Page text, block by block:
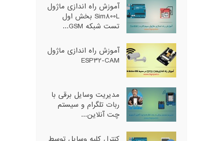
آموزش راه اندازی ماژول
Sim800L بخش اول
تست شبکه GSM...
آموزش راه اندازی ماژول
ESP32-CAM
مدیریت وسایل برقی با
ربات تلگرام و سیستم
چت آنلاین...